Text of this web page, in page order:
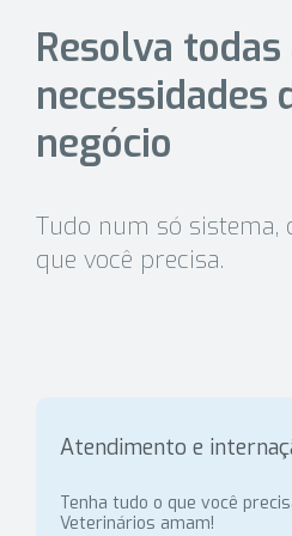
Resolva todas
necessidades
negócio
Tudo num só sistema,
que você precisa.
Atendimento e
Tenha tudo o que você
Veterinários amam!